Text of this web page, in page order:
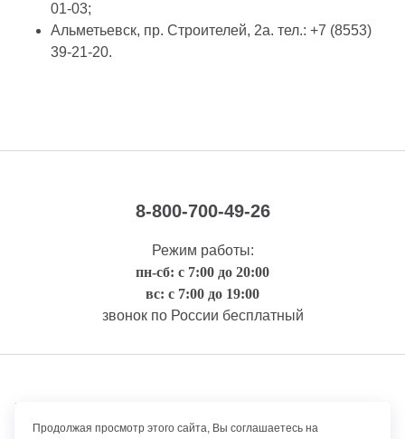
01-03;
Альметьевск, пр. Строителей, 2а. тел.: +7 (8553)
39-21-20.
8-800-700-49-26
Режим работы:
пн-сб: с 7:00 до 20:00
вс: с 7:00 до 19:00
звонок по России бесплатный
Правовая информация
Продолжая просмотр этого сайта, Вы соглашаетесь на